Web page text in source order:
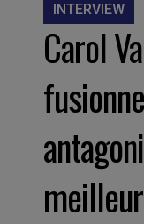
INTERVIEW
Carol
meilleur